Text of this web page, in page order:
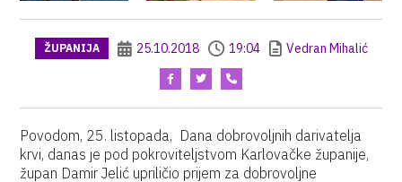
ŽUPANIJA 25.10.2018 19:04 Vedran Mihalić
Povodom, 25. listopada, Dana dobrovoljnih darivatelja
krvi, danas je pod pokroviteljstvom Karlovačke županije,
župan Damir Jelić upriličio prijem za dobrovoljne